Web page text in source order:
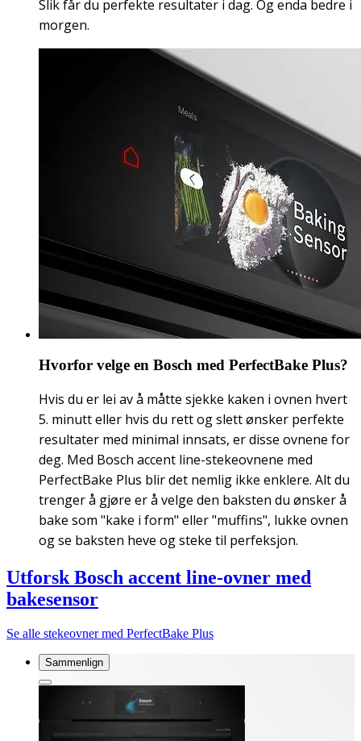
Slik får du perfekte resultater i dag. Og enda bedre i
morgen.
Hvorfor velge en Bosch med PerfectBake Plus?
Hvis du er lei av å måtte sjekke kaken i ovnen hvert
5. minutt eller hvis du rett og slett ønsker perfekte
resultater med minimal innsats, er disse ovnene for
deg. Med Bosch accent line-stekeovnene med
PerfectBake Plus blir det nemlig ikke enklere. Alt du
trenger å gjøre er å velge den baksten du ønsker å
bake som "kake i form" eller "muffins", lukke ovnen
og se baksten heve og steke til perfeksjon.
Utforsk Bosch accent line-ovner med
bakesensor
Se alle stekeovner med PerfectBake Plus
Sammenlign